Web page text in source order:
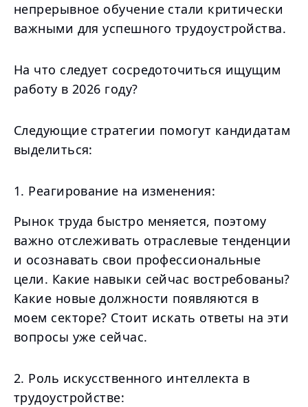
непрерывное обучение стали критически
важными для успешного трудоустройства.
На что следует сосредоточиться ищущим
работу в 2026 году?
Следующие стратегии помогут кандидатам
выделиться:
1. Реагирование на изменения:
Рынок труда быстро меняется, поэтому
важно отслеживать отраслевые тенденции
и осознавать свои профессиональные
цели. Какие навыки сейчас востребованы?
Какие новые должности появляются в
моем секторе? Стоит искать ответы на эти
вопросы уже сейчас.
2. Роль искусственного интеллекта в
трудоустройстве: